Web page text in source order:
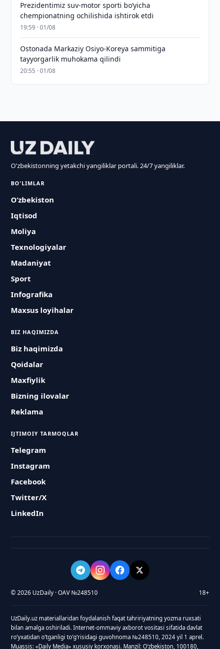
Prezidentimiz suv-motor sporti bo‘yicha
chempionatning ochilishida ishtirok etdi
19:59 · 01/08
Ostonada Markaziy Osiyo-Koreya sammitiga
tayyorgarlik muhokama qilindi
20:55 · 01/08
O'zbekistonning yetakchi yangiliklar portali. 24/7 yangiliklar.
BO'LIMLAR
O‘zbekiston
Iqtisod
Moliya
Texnologiyalar
Madaniyat
Sport
Infografika
Maxsus loyihalar
BIZ HAQIMIZDA
Biz haqimizda
Qoidalar
Maxfiylik
Bizning ilovalar
Reklama
IJTIMOIY TARMOQLAR
Telegram
Instagram
Facebook
Twitter/X
LinkedIn
© 2026 UzDaily · OAV №248510 18+
UzDaily.uz materiallaridan foydalanish faqat tahririyatning yozma ruxsati
bilan amalga oshiriladi. Internet-ommaviy axborot vositasi sifatida davlat
roʻyxatidan oʻtganligi toʻgʻrisidagi guvohnoma №248510, 2024 yil 1 aprel.
Muassis: «Daily Media» xususiy korxonasi. Manzil: Oʻzbekiston, 100180,